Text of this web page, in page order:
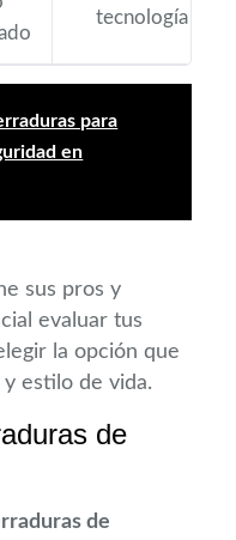
tecnología
para
en
sus pros y
evaluar tus
la opción que
estilo de vida.
de
de